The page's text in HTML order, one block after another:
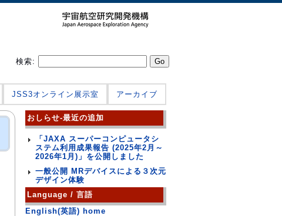
検索:
JSS3オンライン展示室 アーカイブ
おしらせ-最近の追加
「JAXA スーパーコンピュータシ
ステム利用成果報告 (2025年2月～
2026年1月)」を公開しました
一般公開 MRデバイスによる３次元
デザイン体験
Language / 言語
English(英語) home